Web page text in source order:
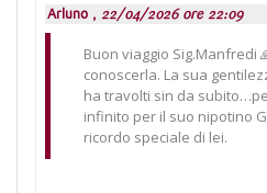
Arluno , 22/04/2026 ore 22:09
Buon viaggio Sig.Manfredi
conoscerla. La sua
ha travolti sin da
infinito per il suo nipotino
ricordo speciale di lei.